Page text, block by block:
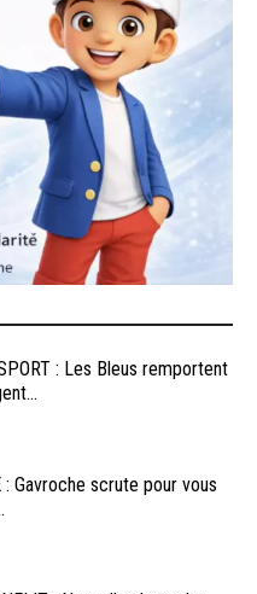
: Les Bleus remportent
: Gavroche scrute pour vous